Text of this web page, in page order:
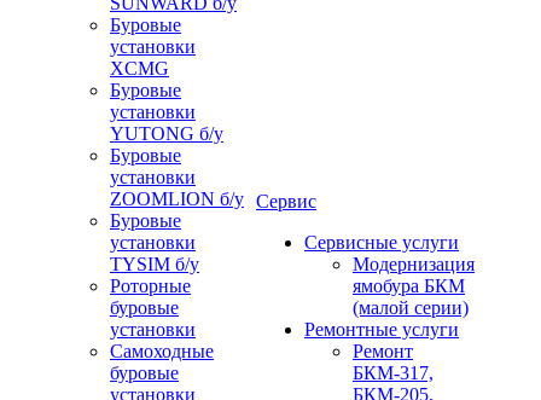
Буровые
установки
XCMG
Буровые
установки
YUTONG б/у
Буровые
установки
ZOOMLION б/у
Буровые
установки
TYSIM б/у
Роторные
буровые
установки
Самоходные
буровые
установки
Сервис
Сервисные услуги
Модернизация
ямобура БКМ
(малой серии)
Ремонтные услуги
Ремонт
БКМ-317,
БКМ-205,